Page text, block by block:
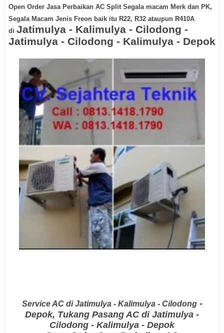
Open Order Jasa Perbaikan AC Split Segala macam Merk dan PK,
Segala Macam Jenis Freon baik itu R22, R32 ataupun R410A
di Jatimulya - Kalimulya - Cilodong -
Jatimulya - Cilodong - Kalimulya - Depok
Service AC di Jatimulya - Kalimulya - Cilodong-
Depok, Tukang Pasang AC di Jatimulya -
Cilodong - Kalimulya - Depok